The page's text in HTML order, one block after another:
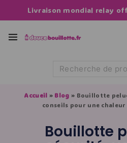
Livraison mondial relay
Accueil » Blog » Bouillotte
conseils pour une
Bouillotte